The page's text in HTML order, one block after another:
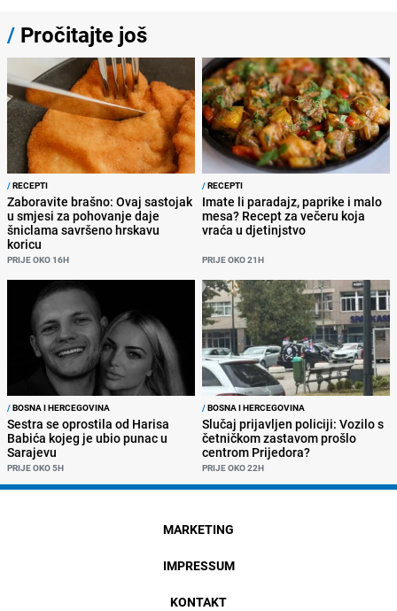
/ Pročitajte još
/RECEPTI
Zaboravite brašno: Ovaj sastojak
u smjesi za pohovanje daje
šniclama savršeno hrskavu
koricu
PRIJE OKO 16H
/RECEPTI
Imate li paradajz, paprike i malo
mesa? Recept za večeru koja
vraća u djetinjstvo
PRIJE OKO 21H
/BOSNA I HERCEGOVINA
Sestra se oprostila od Harisa
Babića kojeg je ubio punac u
Sarajevu
PRIJE OKO 5H
/BOSNA I HERCEGOVINA
Slučaj prijavljen policiji: Vozilo s
četničkom zastavom prošlo
centrom Prijedora?
PRIJE OKO 22H
MARKETING
IMPRESSUM
KONTAKT